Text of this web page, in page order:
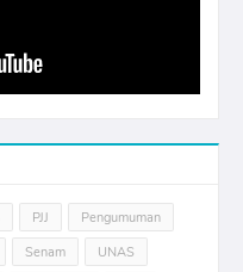
PJJ
Pengumuman
Senam
UNAS